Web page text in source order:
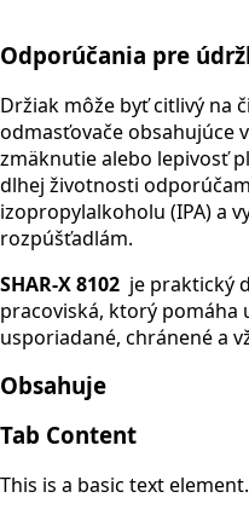
Odporúčania pre
Držiak môže byť citlivý na
odmasťovače obsahujúce
zmäknutie alebo lepivosť
dlhej životnosti
izopropylalkoholu (IPA) a
rozpúšťadlám.
SHAR-X 8102 je praktický
pracoviská, ktorý pomáha
usporiadané, chránené a
Obsahuje
Tab Content
This is a basic text element.